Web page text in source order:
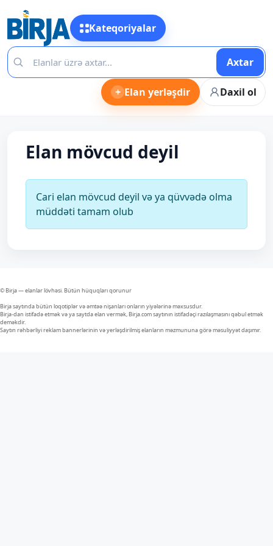
Kateqoriyalar
Axtar
+ Elan yerləşdir Daxil ol
Elan mövcud deyil
Cari elan mövcud deyil və ya qüvvədə olma
müddəti tamam olub
© Birja — elanlar lövhəsi. Bütün hüquqları qorunur
Birja saytında bütün loqotiplər və əmtəə nişanları onların yiyələrinə məxsusdur.
Birja-dan istifadə etmək və ya saytda elan vermək, Birja.com saytının istifadəçi razılaşmasını qəbul etmək
deməkdir.
Saytın rəhbərliyi reklam bannerlərinin və yerləşdirilmiş elanların məzmununa görə məsuliyyət daşımır.